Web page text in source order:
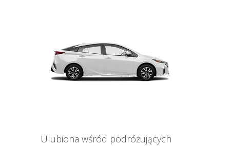
Ulubiona wśród podróżujących